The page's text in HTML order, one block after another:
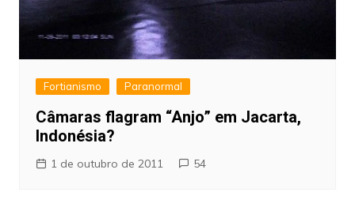
Fortianismo Paranormal
Câmaras flagram “Anjo” em Jacarta,
Indonésia?
1 de outubro de 2011 54